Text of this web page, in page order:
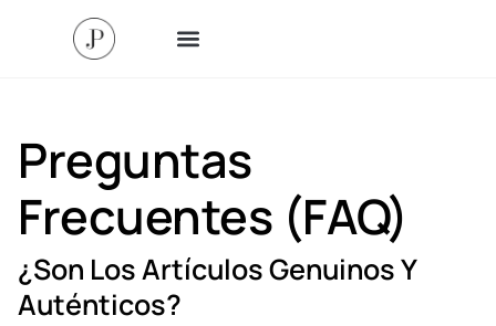
Preguntas
Frecuentes (FAQ)
¿Son Los Artículos Genuinos Y
Auténticos?